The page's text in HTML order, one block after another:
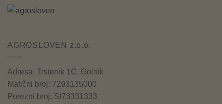
AGROSLOVEN z.o.o.
Adresa: Trstenik 1C, Golnik
Matični broj: 7293135000
Porezni broj: SI73331333